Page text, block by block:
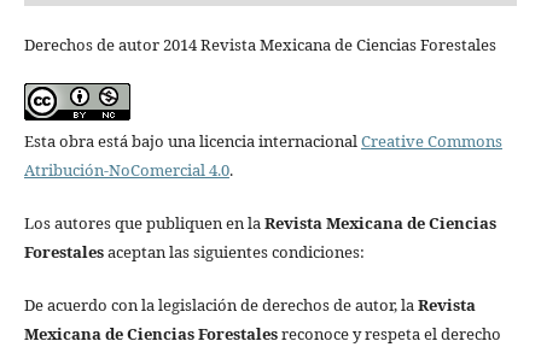
Derechos de autor 2014 Revista Mexicana de Ciencias Forestales
Esta obra está bajo una licencia internacionalCreative Commons
Atribución-NoComercial 4.0.
Los autores que publiquen en laRevista Mexicana de Ciencias
Forestalesaceptan las siguientes condiciones:
De acuerdo con la legislación de derechos de autor, laRevista
Mexicana de Ciencias Forestalesreconoce y respeta el derecho